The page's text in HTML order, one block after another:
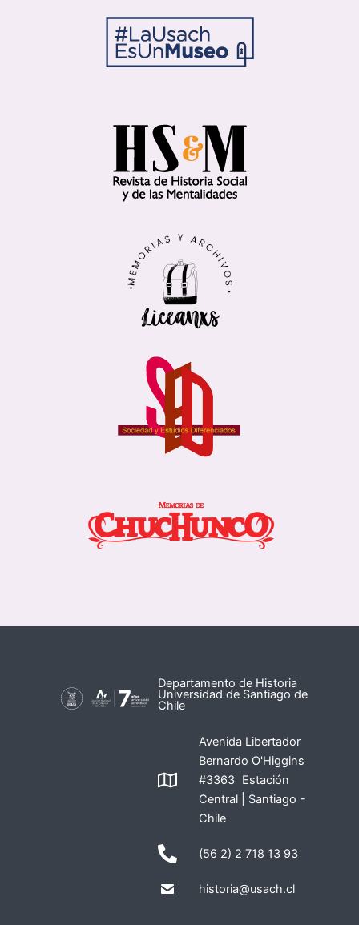
Departamento de Historia
Universidad de Santiago de
Chile
Avenida Libertador
Bernardo O'Higgins
#3363 Estación
Central | Santiago -
Chile
(56 2) 2 718 13 93
historia@usach.cl